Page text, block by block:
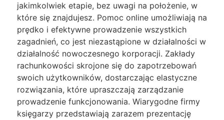
jakimkolwiek etapie, bez uwagi na położenie, w
które się znajdujesz. Pomoc online umożliwiają na
prędko i efektywne prowadzenie wszystkich
zagadnień, co jest niezastąpione w działalności w
działalność nowoczesnego korporacji. Zakłady
rachunkowości skrojone się do zapotrzebowań
swoich użytkowników, dostarczając elastyczne
rozwiązania, które upraszczają zarządzanie
prowadzenie funkcjonowania. Wiarygodne firmy
księgarzy przedstawiają zarazem prezentację